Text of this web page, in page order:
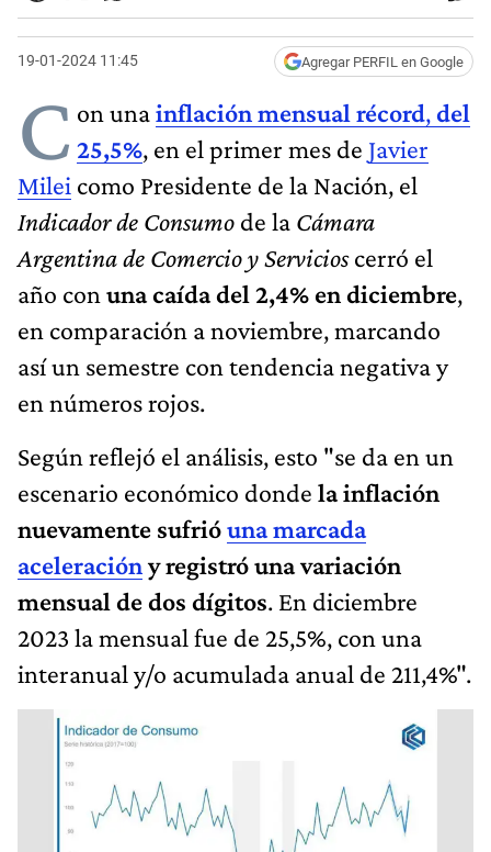
19-01-2024 11:45 Agregar PERFIL en Google
C on unainflación mensual récord,del
25,5%, en el primer mes de Javier
Milei como Presidente de la Nación, el
Indicador de Consumo de la Cámara
Argentina de Comercio y Servicioscerró el
año con una caída del 2,4% en diciembre,
en comparación a noviembre, marcando
así un semestre con tendencia negativa y
en números rojos.
Según reflejó el análisis, esto "se da en un
escenario económico donde la inflación
nuevamente sufrióuna marcada
aceleracióny registró una variación
mensual de dos dígitos. En diciembre
2023 la mensual fue de 25,5%, con una
interanual y/o acumulada anual de 211,4%".